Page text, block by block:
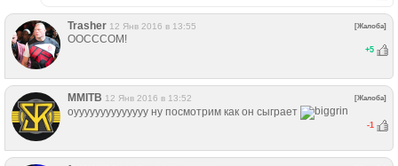
Trasher 12 Янв 2016 в 13:55 [Жалоба]
ООСССОМ!
+5
MMITB 12 Янв 2016 в 13:52 [Жалоба]
оуууууууууууууу ну посмотрим как он сыграет
-1